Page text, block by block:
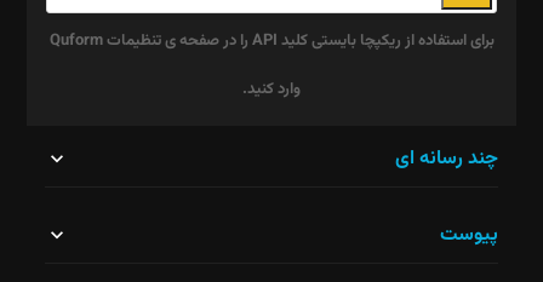
برای استفاده از ریکپچا بایستی کلید API را در صفحه ی تنظیمات Quform
وارد کنید.
نباید
چند رسانه ای
پیوست